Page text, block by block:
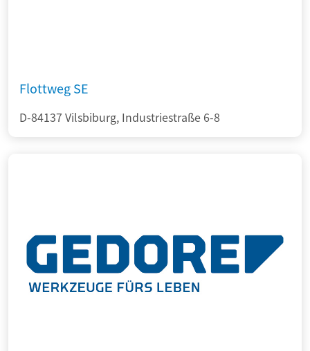
Flottweg SE
D-84137 Vilsbiburg, Industriestraße 6-8